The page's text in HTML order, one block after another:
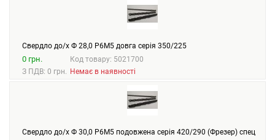
Свердло до/х Ф 28,0 Р6М5 довга серія 350/225
0 грн.
З ПДВ: 0 грн.
Код товару: 5021700
Немає в наявності
Свердло до/х Ф 30,0 Р6М5 подовжена серія 420/290 (Фрезер) спец